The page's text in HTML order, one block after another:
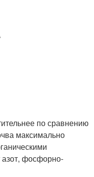
по сравнению
максимально
азот, фосфорно-